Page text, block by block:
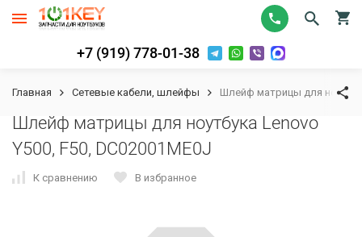
+7 (919) 778-01-38
Главная Сетевые кабели, шлейфы Шлейф матрицы для
Шлейф матрицы для ноутбука Lenovo
Y500, F50, DC02001ME0J
К сравнению В избранное